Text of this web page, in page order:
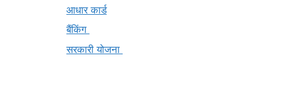
आधार कार्ड
बैंकिंग
सरकारी योजना